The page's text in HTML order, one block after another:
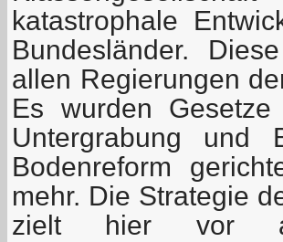
katastrophale
Bundesländer.
allen Regierungen
Es wurden
Untergrabung und
Bodenreform
mehr. Die Strategie
zielt hier vor